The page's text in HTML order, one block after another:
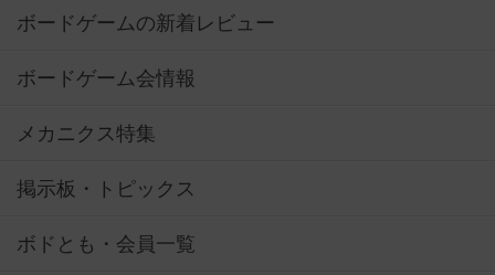
ボードゲームの新着レビュー
ボードゲーム会情報
メカニクス特集
掲示板・トピックス
ボドとも・会員一覧